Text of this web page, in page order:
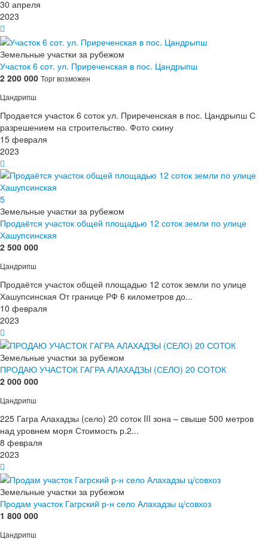
30 апреля
2023
Земельные участки за рубежом
Участок 6 сот. ул. Приреченская в пос. Цандрыпш
2 200 000 Торг возможен
Цандрипш
Продается участок 6 соток ул. Приреченская в пос. Цандрыпш С
разрешением на строительство. Фото скину
15 февраля
2023
5
Земельные участки за рубежом
Продаётся участок общей площадью 12 соток земли по улице
Хашупсинская
2 500 000
Цандрипш
Продаётся участок общей площадью 12 соток земли по улице
Хашупсинская От границе РФ 6 километров до...
10 февраля
2023
Земельные участки за рубежом
ПРОДАЮ УЧАСТОК ГАГРА АЛАХАДЗЫ (СЕЛО) 20 СОТОК
2 000 000
Цандрипш
225 Гагра Алахадзы (село) 20 соток III зона – свыше 500 метров
над уровнем моря Стоимость р.2...
8 февраля
2023
Земельные участки за рубежом
Продам участок Гагрский р-н село Алахадзы ц/совхоз
1 800 000
Цандрипш